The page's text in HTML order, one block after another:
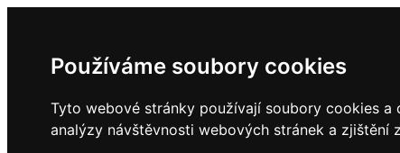
Používáme soubory cookies
Tyto webové stránky používají soubory cookies a
analýzy návštěvnosti webových stránek a zjištění